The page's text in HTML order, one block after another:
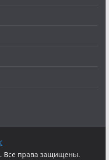
. Все права защищены.